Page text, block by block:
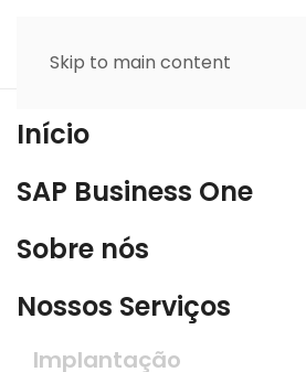
Skip to main content
Início
SAP Business One
Sobre nós
Nossos Serviços
Implantação